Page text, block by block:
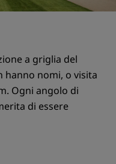
a griglia del
hanno nomi, o visita
Ogni angolo di
di essere